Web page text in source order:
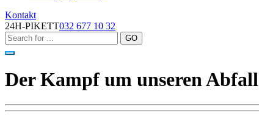
Kontakt
24H-PIKETT032 677 10 32
Der Kampf um unseren Abfall